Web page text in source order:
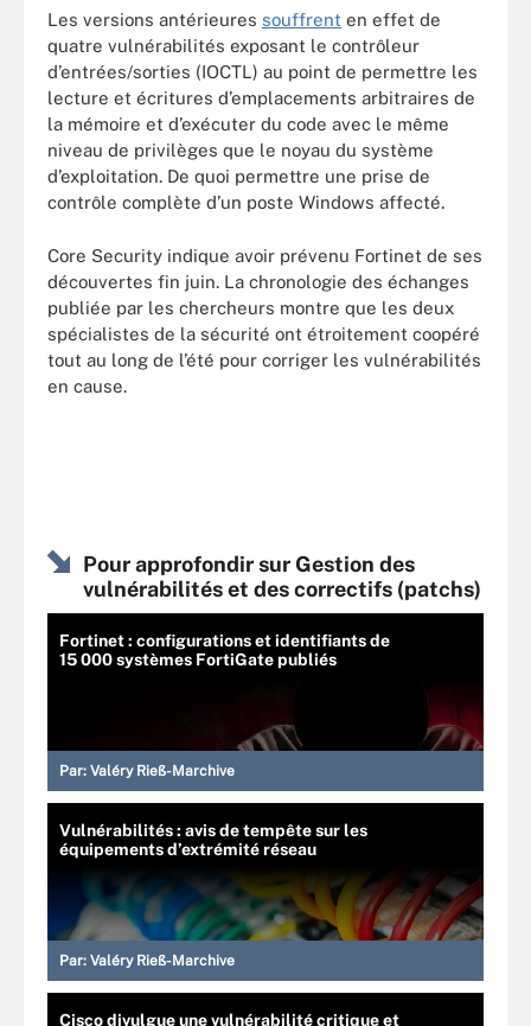
Les versions antérieures souffrent en effet de
quatre vulnérabilités exposant le contrôleur
d’entrées/sorties (IOCTL) au point de permettre les
lecture et écritures d’emplacements arbitraires de
la mémoire et d’exécuter du code avec le même
niveau de privilèges que le noyau du système
d’exploitation. De quoi permettre une prise de
contrôle complète d’un poste Windows affecté.
Core Security indique avoir prévenu Fortinet de ses
découvertes fin juin. La chronologie des échanges
publiée par les chercheurs montre que les deux
spécialistes de la sécurité ont étroitement coopéré
tout au long de l’été pour corriger les vulnérabilités
en cause.
Pour approfondir sur Gestion des
vulnérabilités et des correctifs (patchs)
Fortinet : configurations et identifiants de
15 000 systèmes FortiGate publiés
Par: Valéry Rieß-Marchive
Vulnérabilités : avis de tempête sur les
équipements d’extrémité réseau
Par: Valéry Rieß-Marchive
Cisco divulgue une vulnérabilité critique et